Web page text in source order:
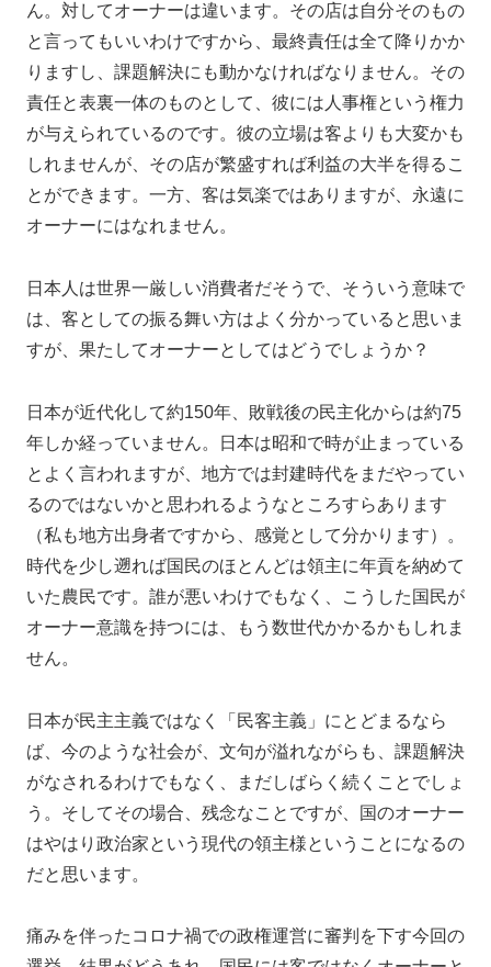
ん。対してオーナーは違います。その店は自分そのもの
と言ってもいいわけですから、最終責任は全て降りかか
りますし、課題解決にも動かなければなりません。その
責任と表裏一体のものとして、彼には人事権という権力
が与えられているのです。彼の立場は客よりも大変かも
しれませんが、その店が繁盛すれば利益の大半を得るこ
とができます。一方、客は気楽ではありますが、永遠に
オーナーにはなれません。
日本人は世界一厳しい消費者だそうで、そういう意味で
は、客としての振る舞い方はよく分かっていると思いま
すが、果たしてオーナーとしてはどうでしょうか？
日本が近代化して約150年、敗戦後の民主化からは約75
年しか経っていません。日本は昭和で時が止まっている
とよく言われますが、地方では封建時代をまだやってい
るのではないかと思われるようなところすらあります
（私も地方出身者ですから、感覚として分かります）。
時代を少し遡れば国民のほとんどは領主に年貢を納めて
いた農民です。誰が悪いわけでもなく、こうした国民が
オーナー意識を持つには、もう数世代かかるかもしれま
せん。
日本が民主主義ではなく「民客主義」にとどまるなら
ば、今のような社会が、文句が溢れながらも、課題解決
がなされるわけでもなく、まだしばらく続くことでしょ
う。そしてその場合、残念なことですが、国のオーナー
はやはり政治家という現代の領主様ということになるの
だと思います。
痛みを伴ったコロナ禍での政権運営に審判を下す今回の